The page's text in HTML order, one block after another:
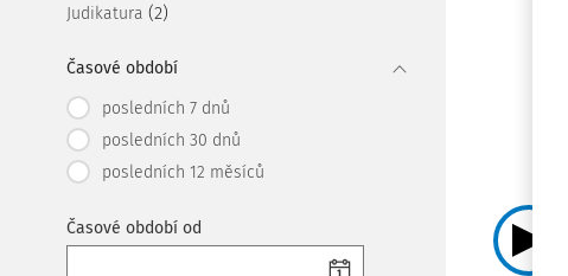
Judikatura (2)
Časové období
posledních 7 dnů
posledních 30 dnů
posledních 12 měsíců
Časové období od